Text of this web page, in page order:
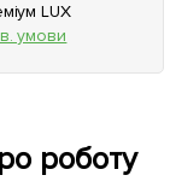
LUX
умови
роботу